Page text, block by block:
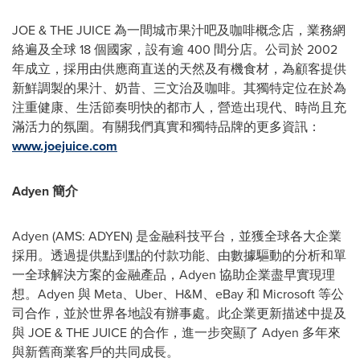
JOE & THE JUICE 為一間城市果汁吧及咖啡概念店，業務網
絡遍及全球 18 個國家，設有逾 400 間分店。公司於 2002
年成立，採用由供應商直送的天然及有機食材，為顧客提供
新鮮調製的果汁、奶昔、三文治及咖啡。其獨特定位在於為
注重健康、生活節奏明快的都市人，營造出現代、時尚且充
滿活力的氛圍。有關我們真實和獨特品牌的更多資訊：
www.joejuice.com
Adyen 簡介
Adyen (AMS: ADYEN) 是金融科技平台，並獲全球各大企業
採用。透過提供點到點的付款功能、由數據驅動的分析和單
一全球解決方案的金融產品，Adyen 協助企業盡早實現理
想。Adyen 與 Meta、Uber、H&M、eBay 和 Microsoft 等公
司合作，並於世界各地設有辦事處。此企業更新描述中提及
與 JOE & THE JUICE 的合作，進一步突顯了 Adyen 多年來
與新舊商業客戶的共同成長。